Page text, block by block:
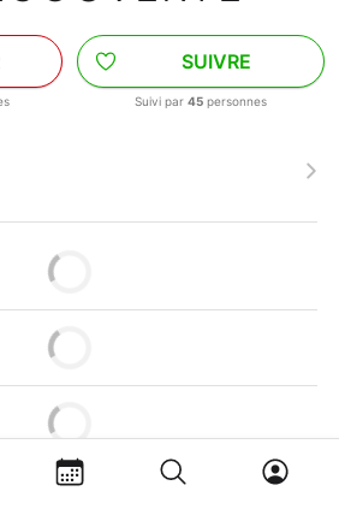
SUIVRE
Suivi par 45 personnes